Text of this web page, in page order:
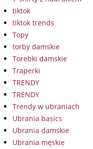
tiktok
tiktok trends
Topy
torby damskie
Torebki damskie
Traperki
TRENDY
TRENDY
Trendy w ubraniach
Ubrania basics
Ubrania damskie
Ubrania męskie